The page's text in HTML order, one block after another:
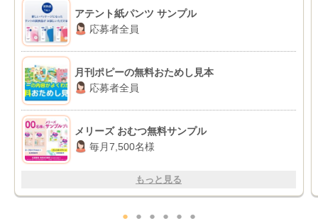
アテント紙パンツ サンプル
応募者全員
月刊ポピーの無料おためし見本
応募者全員
メリーズ おむつ無料サンプル
毎月7,500名様
もっと見る
● ● ● ● ● ●